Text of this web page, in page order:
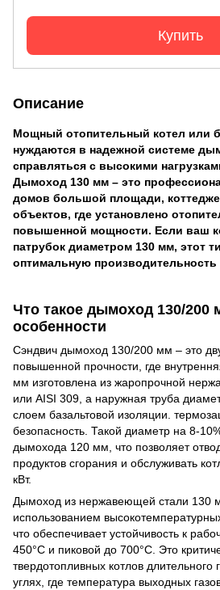
Купить
Описание
Мощный отопительный котел или
нуждаются в надежной системе
справляться с высокими
Дымоход 130 мм – это
домов большой площади,
объектов, где установлено
повышенной мощности. Если ваш
патрубок диаметром 130 мм, этот
оптимальную
Что такое дымоход 130/200
особенности
Сэндвич дымоход 130/200 мм – это
повышенной прочности, где
мм изготовлена ​​из жаропрочной
или AISI 309, а наружная труба
слоем базальтовой изоляции.
безопасность. Такой диаметр на 8-
дымохода 120 мм, что позволяет
продуктов сгорания и обслуживать
кВт.
Дымоход из нержавеющей стали 130
использованием
что обеспечивает устойчивость к
450°C и пиковой до 700°C. Это
твердотопливных котлов длительного
углях, где температура выходных